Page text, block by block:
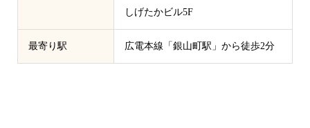
しげたかビル5F
最寄り駅 広電本線「銀山町駅」から徒歩2分